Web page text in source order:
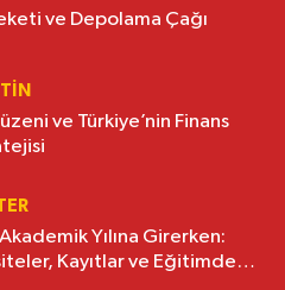
ve Depolama Çağı
ve Türkiye’nin Finans
Yılına Girerken:
Kayıtlar ve Eğitimde